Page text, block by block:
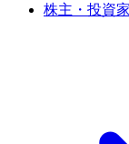
株主・投資